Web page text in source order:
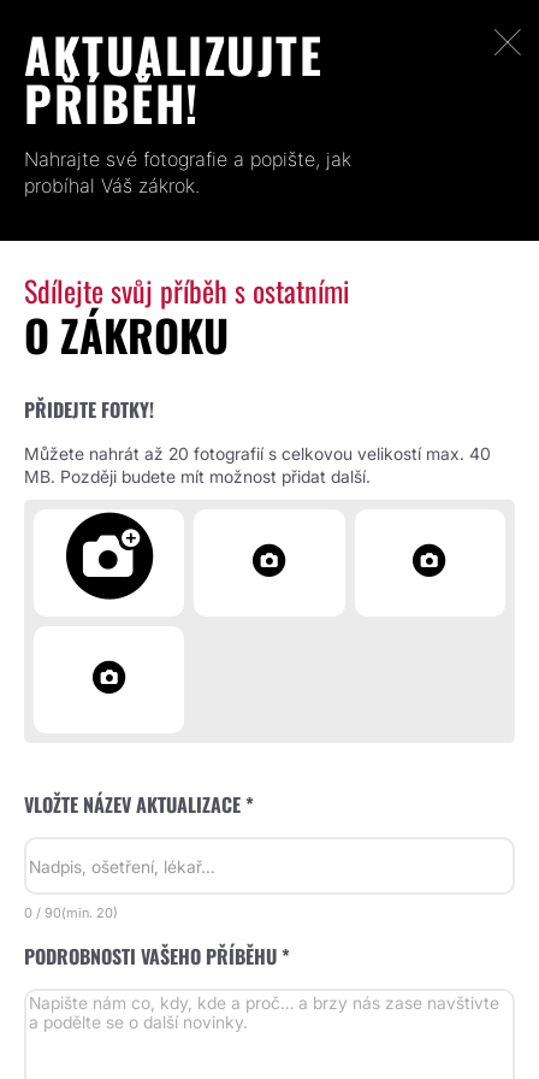
AKTUALIZUJTE
PŘÍBĚH!
Nahrajte své fotografie a popište, jak
probíhal Váš zákrok.
Sdílejte svůj příběh s ostatními
O ZÁKROKU
PŘIDEJTE FOTKY!
Můžete nahrát až 20 fotografií s celkovou velikostí max. 40
MB. Později budete mít možnost přidat další.
VLOŽTE NÁZEV AKTUALIZACE *
0 / 90(min. 20)
PODROBNOSTI VAŠEHO PŘÍBĚHU *